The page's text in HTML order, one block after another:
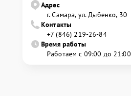
Адрес
г. Самара, ул. Дыбенко, 30
Контакты
+7 (846) 219-26-84
Время работы
Работаем с 09:00 до 21:00